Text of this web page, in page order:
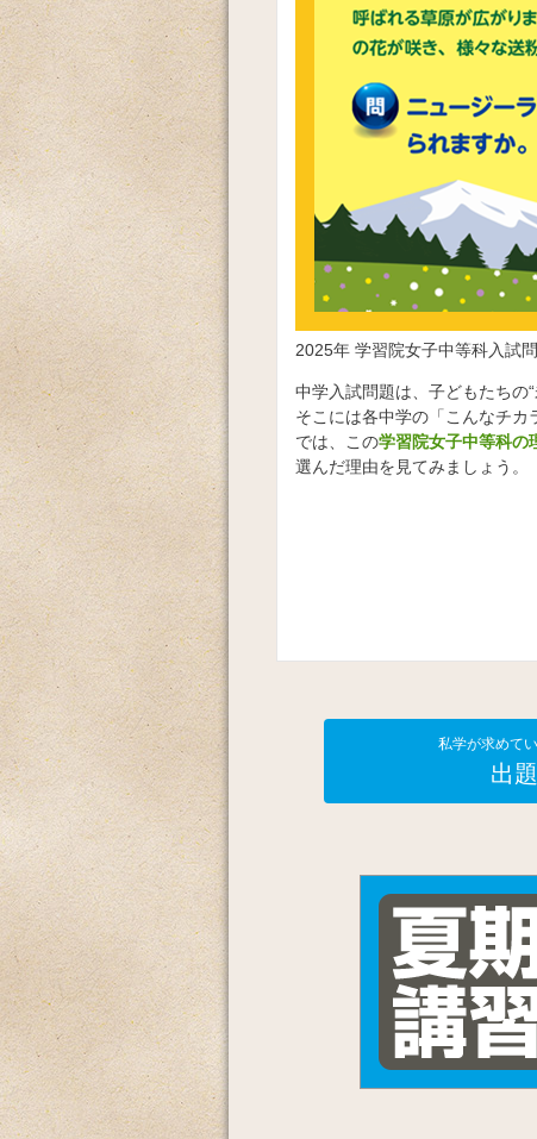
2025年 学習院女子中等科入試
中学入試問題は、子どもたちの
そこには各中学の「こんなチカ
では、この学習院女子中等科の
選んだ理由を見てみましょう
私学が求めて
出